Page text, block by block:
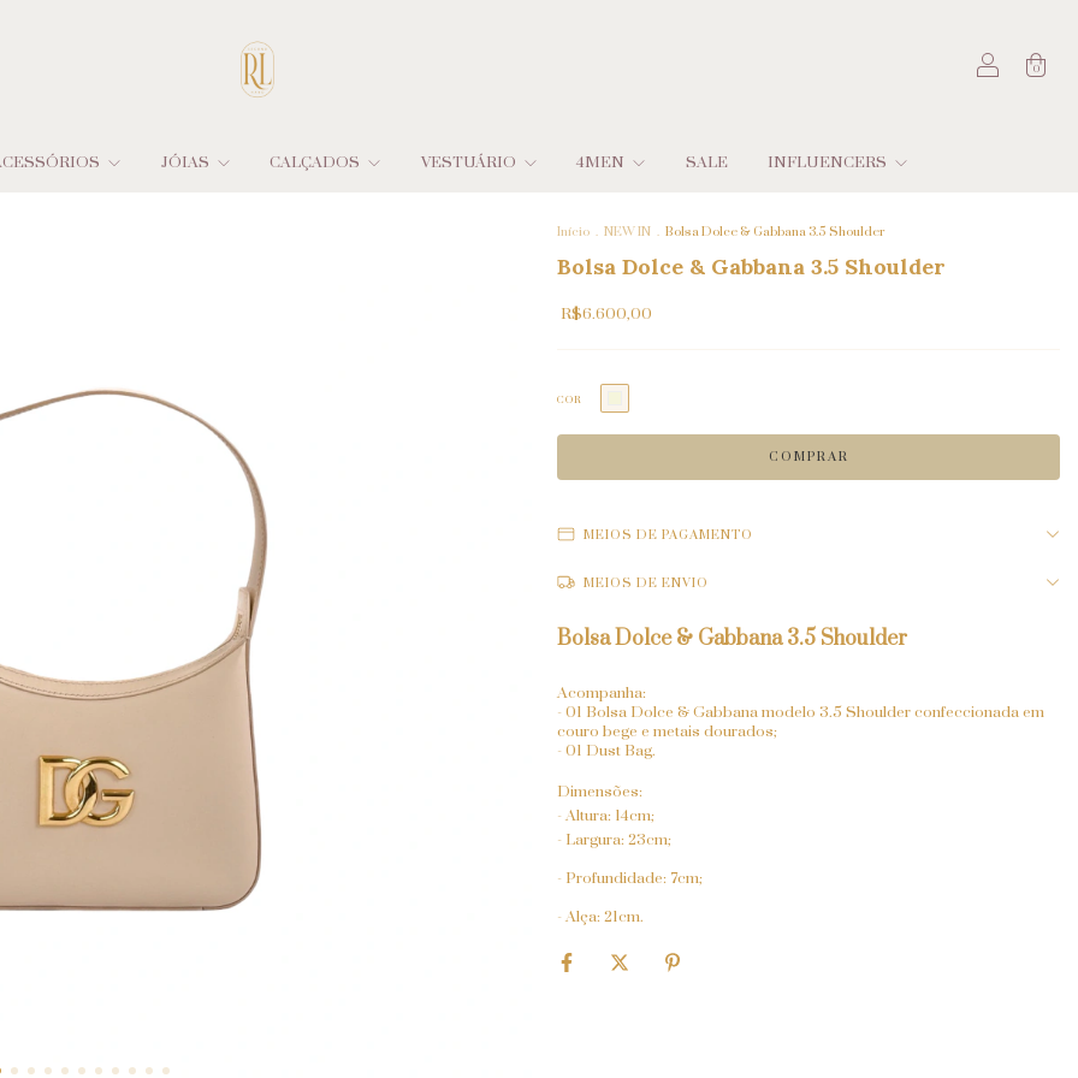
0
JÓIAS CALÇADOS VESTUÁRIO 4MEN SALE INFLUENCERS
Início . NEW IN . Bolsa Dolce & Gabbana 3.5 Shoulder
Bolsa Dolce & Gabbana 3.5 Shoulder
R$6.600,00
COR
MEIOS DE PAGAMENTO
MEIOS DE ENVIO
Bolsa Dolce & Gabbana 3.5 Shoulder
Acompanha:
- 01 Bolsa Dolce & Gabbana modelo 3.5 Shoulder confeccionada em
couro bege e metais dourados;
- 01 Dust Bag.
Dimensões:
- Altura: 14cm;
- Largura: 23cm;
- Profundidade: 7cm;
- Alça: 21cm.